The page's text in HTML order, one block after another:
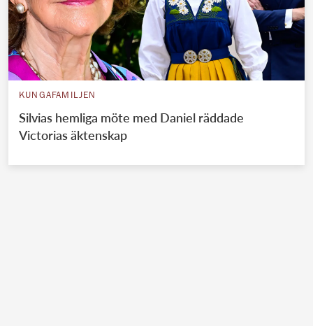
KUNGAFAMILJEN
Silvias hemliga möte med Daniel räddade
Victorias äktenskap